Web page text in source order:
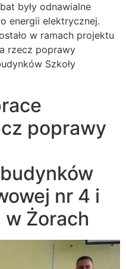
były odnawialne
energii elektrycznej.
w ramach projektu
rzecz poprawy
Szkoły
poprawy
nr 4 i
w Żorach